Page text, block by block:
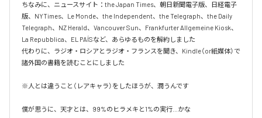
ちなみに、ニュースサイト：the Japan Times、朝日新聞電子版、日経電子
版、NYTimes、Le Monde、the Independent、the Telegraph、the Daily
Telegraph、NZ Herald、Vancouver Sun、Frankfurter Allgemeine Kiosk、
La Repubblica、EL PAÍSなど、あらゆるものを解約しました
代わりに、ラジオ・ロシアとラジオ・フランスを聞き、Kindle（or紙媒体）で
諸外国の書籍を読むことにしました
※人とは違うこと（レアキャラ）をしたほうが、潤うんです
僕が思うに、天才とは、99%のヒラメキと1%の実行…かな